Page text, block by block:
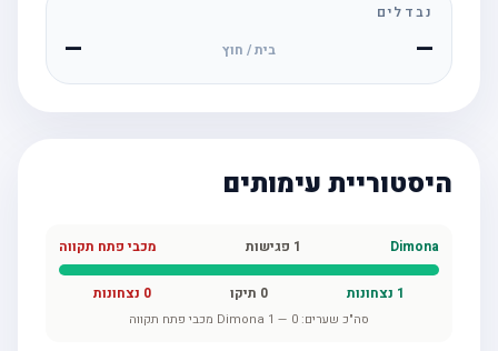
נבדלים
— בית / חוץ —
היסטוריית עימותים
Dimona פגישות מכבי פתח תקווה
נצחונות תיקו נצחונות
סה"כ שערים: Dimona1 —0 מכבי פתח תקווה